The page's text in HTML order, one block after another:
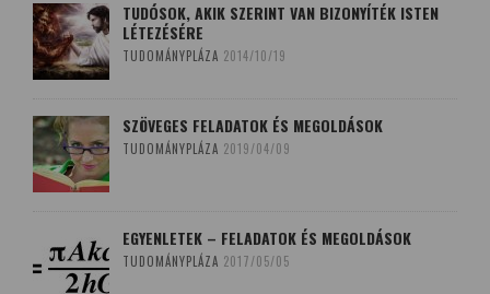
TUDÓSOK, AKIK SZERINT VAN BIZONYÍTÉK ISTEN
LÉTEZÉSÉRE
TUDOMÁNYPLÁZA 2014/10/19
SZÖVEGES FELADATOK ÉS MEGOLDÁSOK
TUDOMÁNYPLÁZA 2019/04/09
EGYENLETEK – FELADATOK ÉS MEGOLDÁSOK
TUDOMÁNYPLÁZA 2017/05/05